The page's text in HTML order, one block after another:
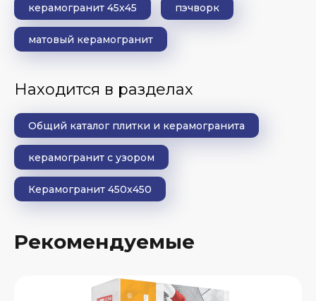
керамогранит 45x45 пэчворк
матовый керамогранит
Находится в разделах
Общий каталог плитки и керамогранита
керамогранит с узором
Керамогранит 450x450
Рекомендуемые